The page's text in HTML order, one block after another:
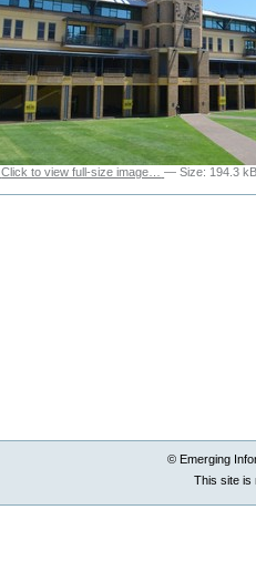
Click to view full-size image… —Size: 194.3
© Emerging
This site is